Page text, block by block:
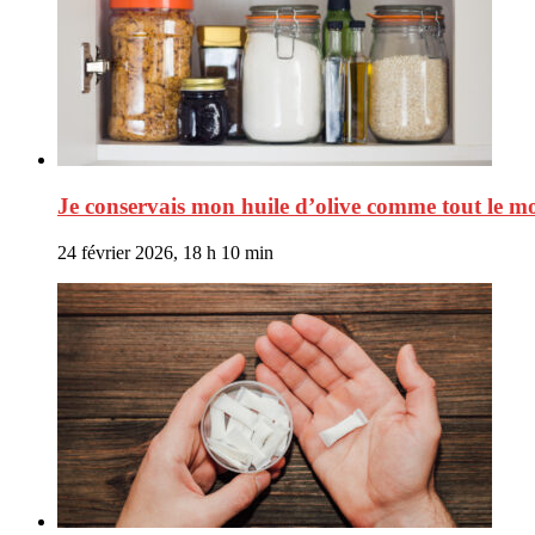
Je conservais mon huile d’olive comme tout le
24 février 2026, 18 h 10 min